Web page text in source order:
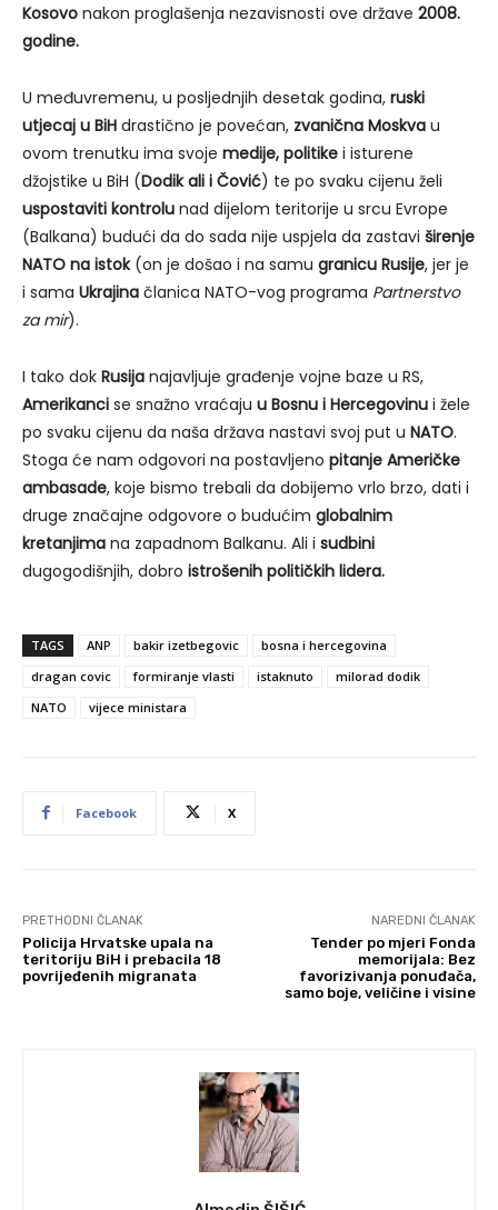
Kosovo nakon proglašenja nezavisnosti ove države 2008.
godine.
U međuvremenu, u posljednjih desetak godina, ruski
utjecaj u BiH drastično je povećan, zvanična Moskva u
ovom trenutku ima svoje medije, politike i isturene
džojstike u BiH (Dodik ali i Čović) te po svaku cijenu želi
uspostaviti kontrolu nad dijelom teritorije u srcu Evrope
(Balkana) budući da do sada nije uspjela da zastavi širenje
NATO na istok(on je došao i na samu granicu Rusije, jer je
i sama Ukrajina članica NATO-vog programa Partnerstvo
za mir).
I tako dok Rusija najavljuje građenje vojne baze u RS,
Amerikanci se snažno vraćaju u Bosnu i Hercegovinu i žele
po svaku cijenu da naša država nastavi svoj put u NATO.
Stoga će nam odgovori na postavljeno pitanje Američke
ambasade, koje bismo trebali da dobijemo vrlo brzo, dati i
druge značajne odgovore o budućim globalnim
kretanjima na zapadnom Balkanu. Ali i sudbini
dugogodišnjih, dobro istrošenih političkih lidera.
TAGS ANP bakir izetbegovic
bosna i hercegovina
dragan covic
formiranje vlasti istaknuto
milorad dodik
NATO
vijece ministara
Facebook X
PRETHODNI ČLANAK
Policija Hrvatske upala na
teritoriju BiH i prebacila 18
povrijeđenih migranata
NAREDNI ČLANAK
Tender po mjeri Fonda
memorijala: Bez
favorizivanja ponuđača,
samo boje, veličine i visine